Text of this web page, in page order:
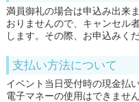
満員御礼の場合は申込み出来
おりませんので、キャンセル
します。その際、お申込みくだ
支払い方法について
イベント当日受付時の現金払
電子マネーの使用はできません